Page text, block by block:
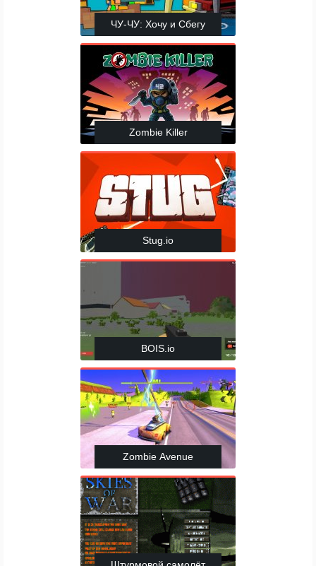
ЧУ-ЧУ: Хочу и Сбегу
Zombie Killer
Stug.io
BOIS.io
Zombie Avenue